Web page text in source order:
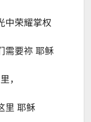
中荣耀掌权
需要祢 耶稣
，
里 耶稣